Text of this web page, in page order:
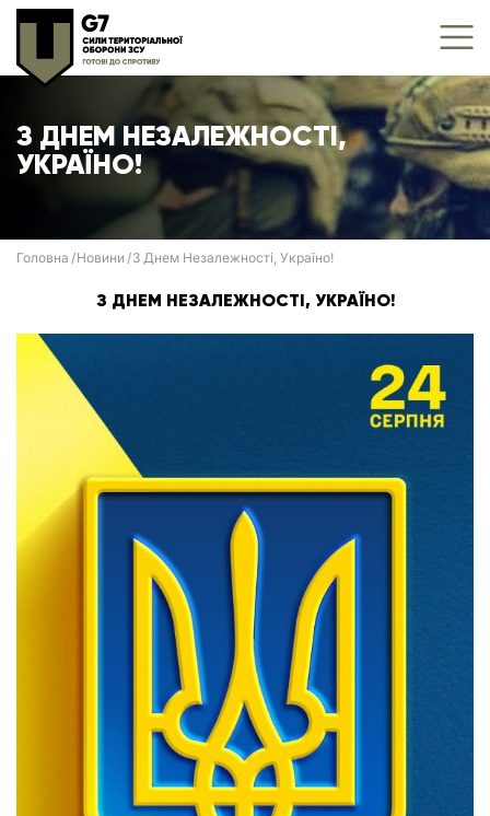
З ДНЕМ НЕЗАЛЕЖНОСТІ,
УКРАЇНО!
Головна Новини З Днем Незалежності, Україно!
З ДНЕМ НЕЗАЛЕЖНОСТІ, УКРАЇНО!